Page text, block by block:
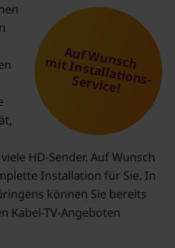
Auf Wunsch
mit Installations-
Service!
HD-Sender. Auf Wunsch
Installation für Sie. In
können Sie bereits
Kabel-TV-Angeboten